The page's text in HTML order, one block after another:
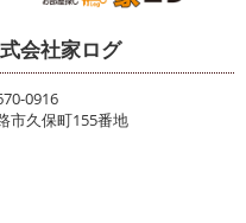
会社家ログ
0916
市久保町155番地